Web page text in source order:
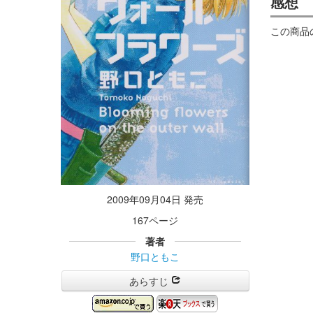
2009年09月04日 発売
167ページ
著者
野口ともこ
あらすじ
この商品